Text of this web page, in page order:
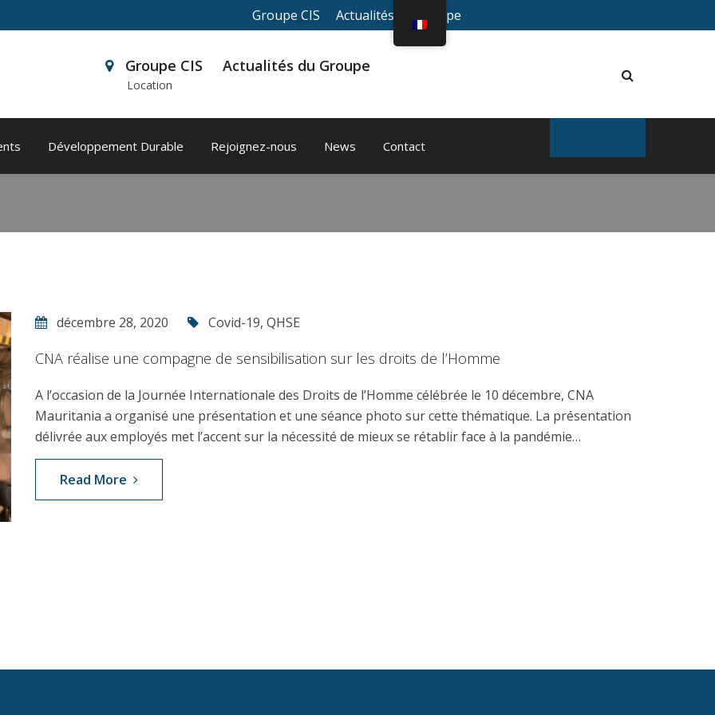
Groupe CIS Actualités du Groupe
Groupe CIS Actualités du Groupe
Location
Développement Durable Rejoignez-nous News Contact
RecoverBetterTogether
décembre 28, 2020 Covid-19, QHSE
CNA réalise une compagne de sensibilisation sur les droits de l’Homme
A l’occasion de la Journée Internationale des Droits de l’Homme célébrée le 10 décembre, CNA
Mauritania a organisé une présentation et une séance photo sur cette thématique. La présentation
délivrée aux employés met l’accent sur la nécessité de mieux se rétablir face à la pandémie…
Read More